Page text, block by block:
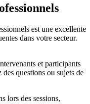
est une excellente
dans votre secteur.
et participants
questions ou sujets de
lors des sessions,